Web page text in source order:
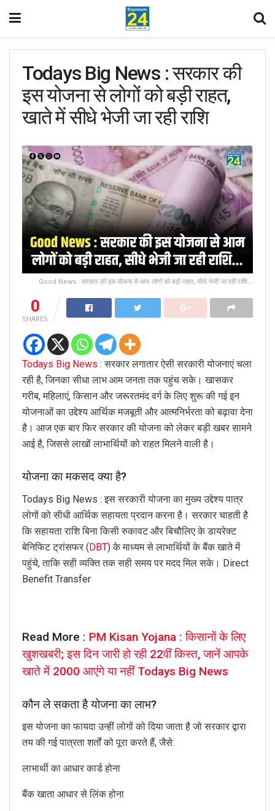
Todays Big News : सरकार की
इस योजना से लोगों को बड़ी राहत,
खाते में सीधे भेजी जा रही राशि
Good News : सरकार की इस योजना से आम लोगों को बड़ी राहत, सीधे भेजी जा रही राशि...
0
SHARES
Todays Big News : सरकार लगातार ऐसी सरकारी योजनाएं चला
रही है, जिनका सीधा लाभ आम जनता तक पहुंच सके। खासकर
गरीब, महिलाएं, किसान और जरूरतमंद वर्ग के लिए शुरू की गई इन
योजनाओं का उद्देश्य आर्थिक मजबूती और आत्मनिर्भरता को बढ़ावा देना
है। आज एक बार फिर सरकार की योजना को लेकर बड़ी खबर सामने
आई है, जिससे लाखों लाभार्थियों को राहत मिलने वाली है।
योजना का मकसद क्या है?
Todays Big News : इस सरकारी योजना का मुख्य उद्देश्य पात्र
लोगों को सीधी आर्थिक सहायता प्रदान करना है। सरकार चाहती है
कि सहायता राशि बिना किसी रुकावट और बिचौलिए के डायरेक्ट
बेनिफिट ट्रांसफर (DBT) के माध्यम से लाभार्थियों के बैंक खाते में
पहुंचे, ताकि सही व्यक्ति तक सही समय पर मदद मिल सके। Direct
Benefit Transfer
Read More : PM Kisan Yojana : किसानों के लिए
खुशखबरी; इस दिन जारी हो रही 22वीं किस्त, जानें आपके
खाते में 2000 आएंगे या नहीं Todays Big News
कौन ले सकता है योजना का लाभ?
इस योजना का फायदा उन्हीं लोगों को दिया जाता है जो सरकार द्वारा
तय की गई पात्रता शर्तों को पूरा करते हैं, जैसे:
लाभार्थी का आधार कार्ड होना
बैंक खाता आधार से लिंक होना